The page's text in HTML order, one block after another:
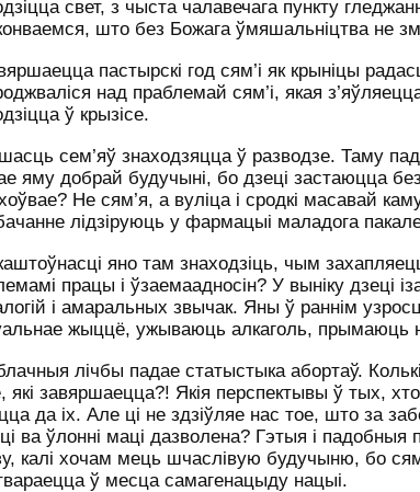
свет, з чыста чалавечага пункту
што без Божага ўмяшальніцтва не
пастырскі год сям’і як крыніцы
над праблемай сям’і, якая
ў крызісе.
сем’яў знаходзяцца ў разводзе. Таму
яму добрай будучыні, бо дзеці застаюцца
Не сям’я, а вуліца і сродкі масавай
лідзіруюць у фармацыі маладога
яно там знаходзіць, чым
працы і ўзаемаадносін? У выніку дзеці
і амаральных звычак. Яны ў раннім
жыццё, ужываюць алкаголь, прымаюць
лічбы падае статыстыка абортаў.
які завяршаецца?! Якія перспектывы ў тых,
да іх. Але ці не здзіўляе нас тое, што за
ва ўлонні маці дазволена? Гэтыя і
калі хочам мець шчаслівую будучыню, бо
ў месца самагенацыду нацыі.